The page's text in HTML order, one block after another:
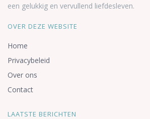
een gelukkig en vervullend liefdesleven.
OVER DEZE WEBSITE
Home
Privacybeleid
Over ons
Contact
LAATSTE BERICHTEN